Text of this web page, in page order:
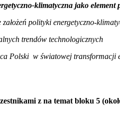
klimatyczna jako element
założeń polityki energetyczno-
trendów technologicznych
Polski w światowej transformacji
z na temat bloku 5